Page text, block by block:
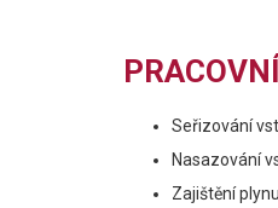
Seřizování
Nasazování
Zajištění